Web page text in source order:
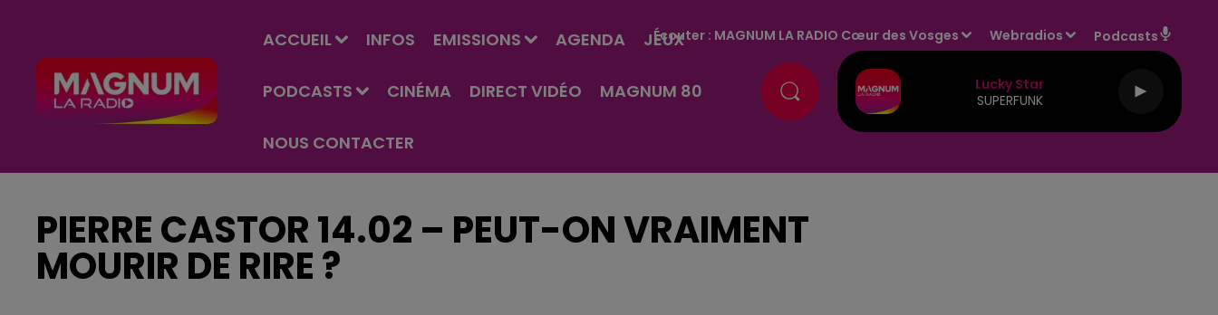
ACCUEIL INFOS EMISSIONS AGENDA JEUX
PODCASTS CINÉMA DIRECT VIDÉO MAGNUM 80
NOUS CONTACTER
Écouter : MAGNUM LA RADIO Cœur des Vosges Webradios Podcasts
Lucky Star
SUPERFUNK
PIERRE CASTOR 14.02 – PEUT-ON VRAIMENT
MOURIR DE RIRE ?